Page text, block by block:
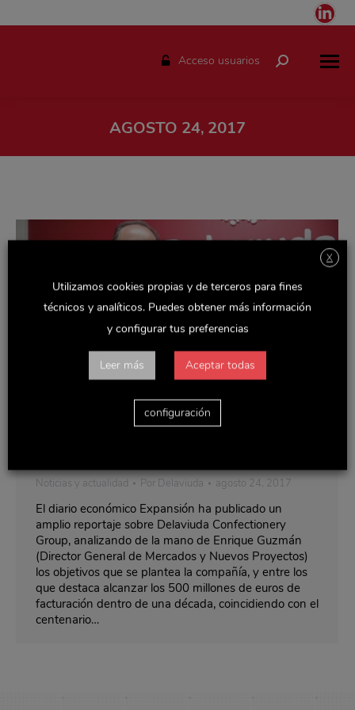
Acceso usuarios Buscar:
AGOSTO 24, 2017
“Delaviuda mira a EEUU y Asia para
Noticias y actualidad Por Delaviuda agosto 24, 2017
El diario económico Expansión ha publicado un
amplio reportaje sobre Delaviuda Confectionery
Group, analizando de la mano de Enrique Guzmán
(Director General de Mercados y Nuevos Proyectos)
los objetivos que se plantea la compañía, y entre los
que destaca alcanzar los 500 millones de euros de
facturación dentro de una década, coincidiendo con el
centenario…
X
Utilizamos cookies propias y de terceros para fines
técnicos y analíticos. Puedes obtener más información
y configurar tus preferencias
Leer más Aceptar todas
configuración